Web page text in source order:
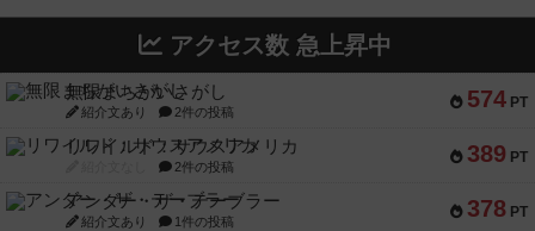
アクセス数 急上昇中
574 PT
無限まちがいさがし
紹介文あり 2件の投稿
389 PT
リワイルド：サウスアメリカ
2件の投稿
378 PT
アンダー・ザ・テーブラー
紹介文あり 1件の投稿